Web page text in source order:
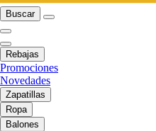
Buscar
Rebajas
Promociones
Novedades
Zapatillas
Ropa
Balones